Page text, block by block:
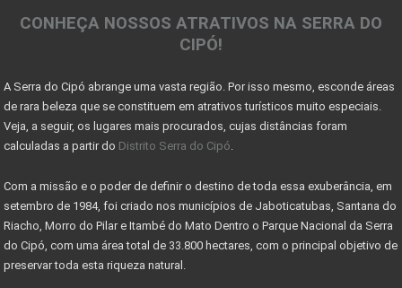
Projeto das 10 travessias fecha ciclo comemorativo
7 coisas que você precisa saber antes de morar no
Sinais de recuperação: mercado imobiliário tem per
Mercado imobiliário volta a crescer após encolher
COMO DECLARAR IMÓVEIS NO IMPOSTO DE RENDA
MINISTÉRIO DO TURISMO INVESTE 955 MIL NO PARNACIPÓ
OBRAS DE MELHORIAS DO PARQUE NACIONAL DO CIPÓ
CONHEÇA NOSSOS ATRATIVOS NA SERRA DO
CIPÓ!
A Serra do Cipó abrange uma vasta região. Por isso mesmo, esconde áreas
de rara beleza que se constituem em atrativos turísticos muito especiais.
Veja, a seguir, os lugares mais procurados, cujas distâncias foram
calculadas a partir do Distrito Serra do Cipó
Com a missão e o poder de definir o destino de toda essa exuberância, em
setembro de 1984, foi criado nos municípios de Jaboticatubas, Santana do
Riacho, Morro do Pilar e Itambé do Mato Dentro o Parque Nacional da Serra
do Cipó, com uma área total de 33.800 hectares, com o principal objetivo de
preservar toda esta riqueza natural.